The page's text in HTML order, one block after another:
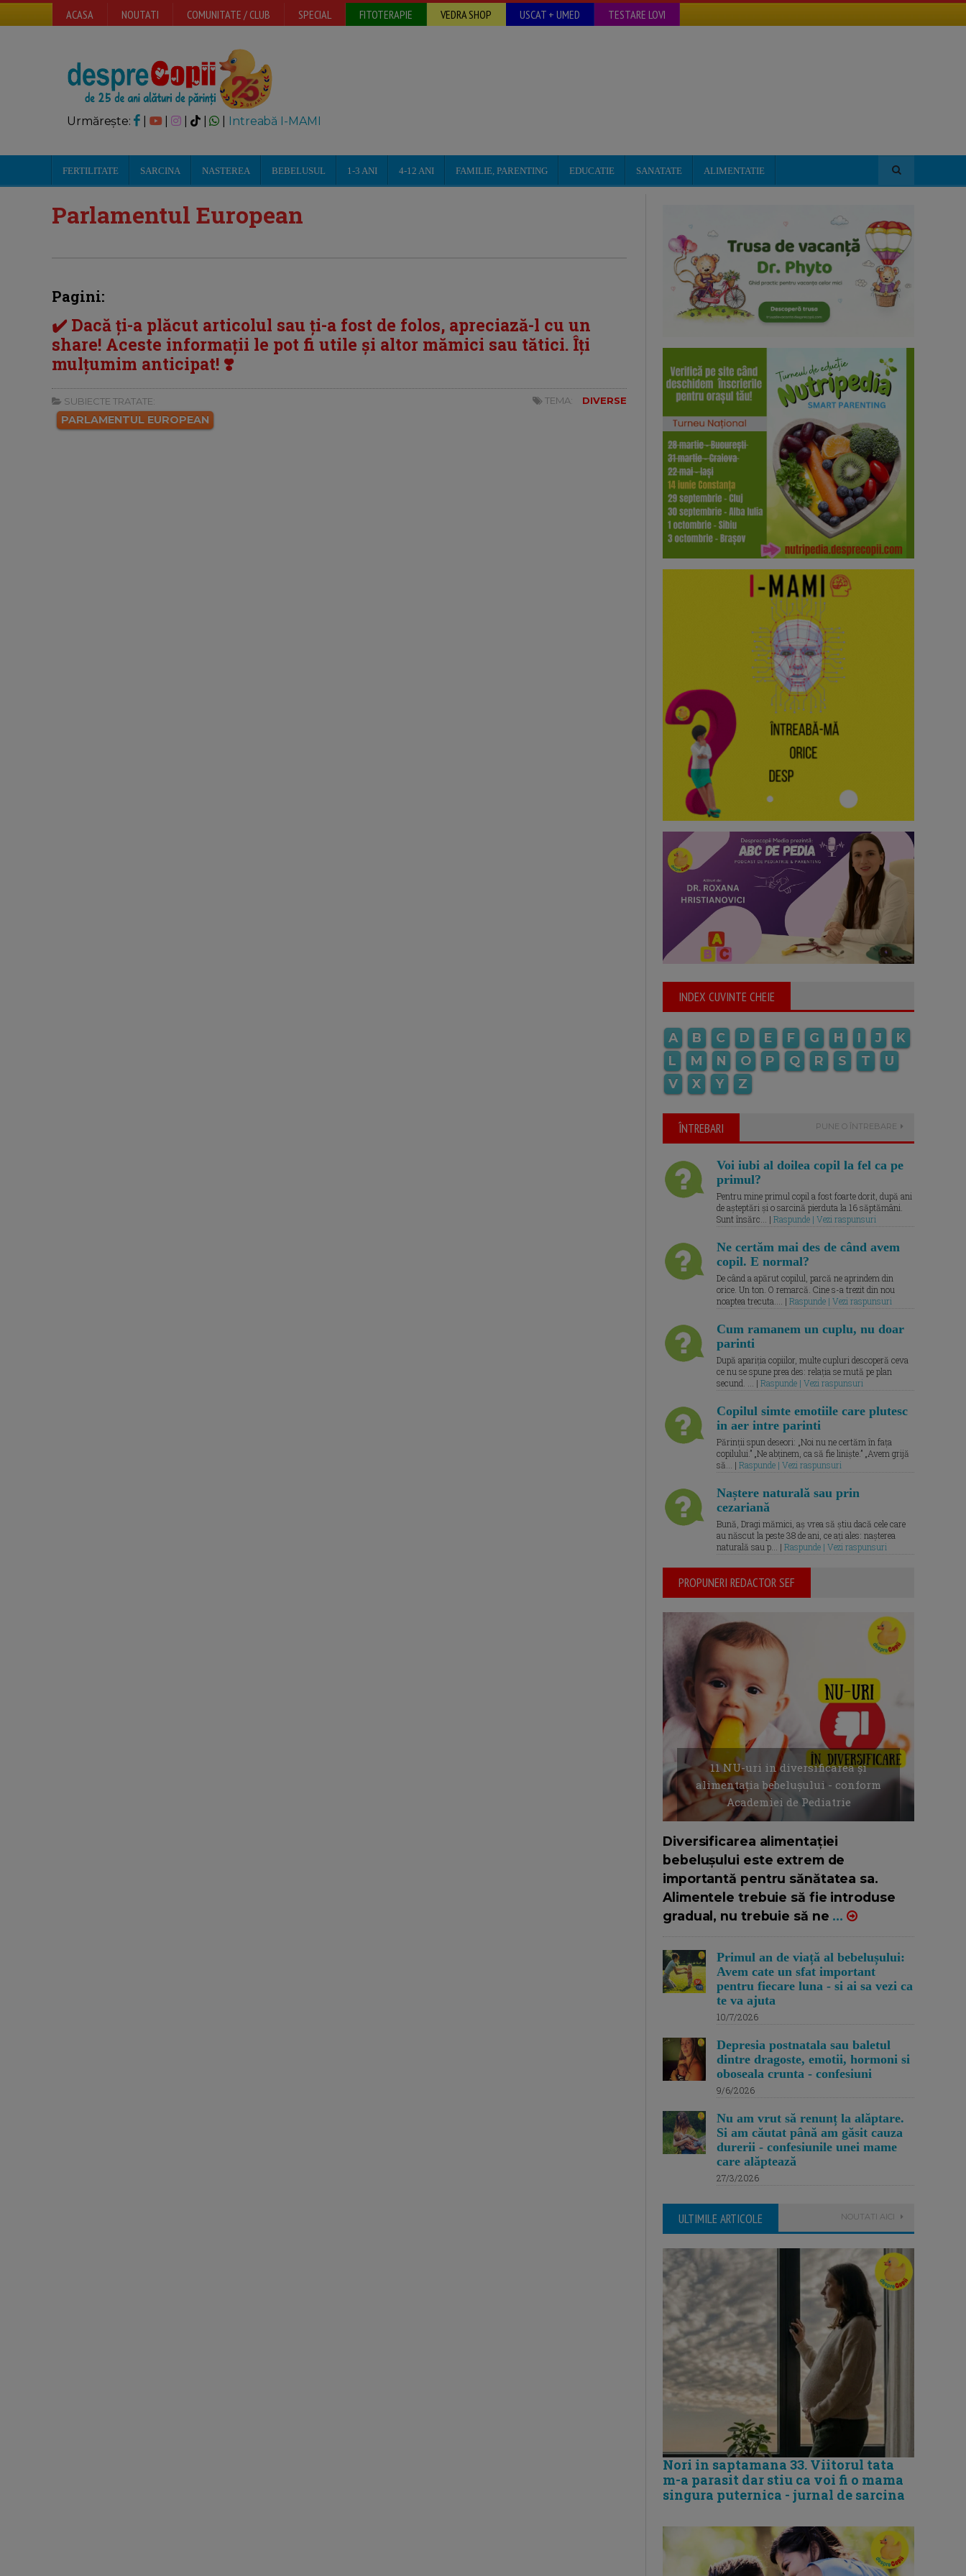
ACASA NOUTATI COMUNITATE / CLUB SPECIAL FITOTERAPIE VEDRA SHOP USCAT + UMED TESTARE LOVI
Urmărește: | | Intreabă I-MAMI
FERTILITATE SARCINA NASTEREA BEBELUSUL 1-3 ANI 4-12 ANI FAMILIE, PARENTING EDUCATIE SANATATE ALIMENTATIE
Parlamentul European
Pagini:
✔️ Dacă ți-a plăcut articolul sau ți-a fost de folos, apreciază-l cu un
share! Aceste informații le pot fi utile și altor mămici sau tătici. Îți
mulțumim anticipat! ❣️
SUBIECTE TRATATE:
PARLAMENTUL EUROPEAN
TEMA: DIVERSE
INDEX CUVINTE CHEIE
A B C D E F G H I J
K
L
M N O P Q R S T
U
V
X Y Z
ÎNTREBARI PUNE O ÎNTREBARE
Voi iubi al doilea copil la fel ca pe
primul?
Pentru mine primul copil a fost foarte dorit, după ani
de așteptări și o sarcină pierduta la 16 săptămâni.
Sunt însărc... | Raspunde | Vezi raspunsuri
Ne certăm mai des de când avem
copil. E normal?
De când a apărut copilul, parcă ne aprindem din
orice. Un ton. O remarcă. Cine s-a trezit din nou
noaptea trecuta.... | Raspunde | Vezi raspunsuri
Cum ramanem un cuplu, nu doar
parinti
După apariția copiilor, multe cupluri descoperă ceva
ce nu se spune prea des: relația se mută pe plan
secund. ... | Raspunde | Vezi raspunsuri
Copilul simte emotiile care plutesc
in aer intre parinti
Părinții spun deseori: „Noi nu ne certăm în fața
copilului.” „Ne abținem, ca să fie liniște.” „Avem grijă
să... | Raspunde | Vezi raspunsuri
Naștere naturală sau prin
cezariană
Bună, Dragi mămici, aș vrea să știu dacă cele care
au născut la peste 38 de ani, ce ați ales: nașterea
naturală sau p... | Raspunde | Vezi raspunsuri
PROPUNERI REDACTOR SEF
11 NU-uri in diversificarea și
alimentația bebelușului - conform
Academiei de Pediatrie
Diversificarea alimentației
bebelușului este extrem de
importantă pentru sănătatea sa.
Alimentele trebuie să fie introduse
gradual, nu trebuie să ne ...
Primul an de viață al bebelușului:
Avem cate un sfat important
pentru fiecare luna - si ai sa vezi ca
te va ajuta
10/7/2026
Depresia postnatala sau baletul
dintre dragoste, emotii, hormoni si
oboseala crunta - confesiuni
9/6/2026
Nu am vrut să renunț la alăptare.
Si am căutat până am găsit cauza
durerii - confesiunile unei mame
care alăptează
27/3/2026
ULTIMILE ARTICOLE NOUTATI AICI
Nori in saptamana 33. Viitorul tata
m-a parasit dar stiu ca voi fi o mama
singura puternica - jurnal de sarcina